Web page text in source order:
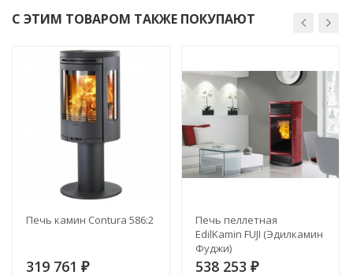
С ЭТИМ ТОВАРОМ ТАКЖЕ ПОКУПАЮТ
Печь камин Contura 586:2
319 761 ₽
Печь пеллетная
EdilKamin FUJI (Эдилкамин
Фуджи)
538 253 ₽